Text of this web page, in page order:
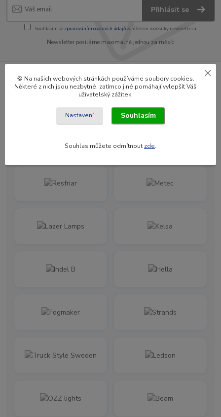
Přihlásit se
Souhlasím se zpracováním osobních údajůza účelem rozesílky newsletteru.
Newsletter posíláme maximálně jednou za měsíc
Jsme oficiální distributoři značek
🍪 Na našich webových stránkách používáme soubory cookies.
Některé z nich jsou nezbytné, zatímco jiné pomáhají vylepšít Váš
uživatelský zážitek.
Nastavení Souhlasím
Souhlas můžete odmítnout zde.